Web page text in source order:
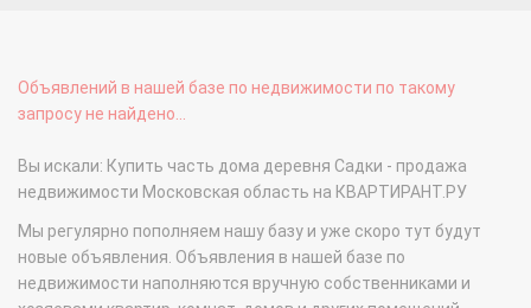
Объявлений в нашей базе по недвижимости по такому
запросу не найдено...
Вы искали: Купить часть дома деревня Садки - продажа
недвижимости Московская область на КВАРТИРАНТ.РУ
Мы регулярно пополняем нашу базу и уже скоро тут будут
новые объявления. Объявления в нашей базе по
недвижимости наполняются вручную собственниками и